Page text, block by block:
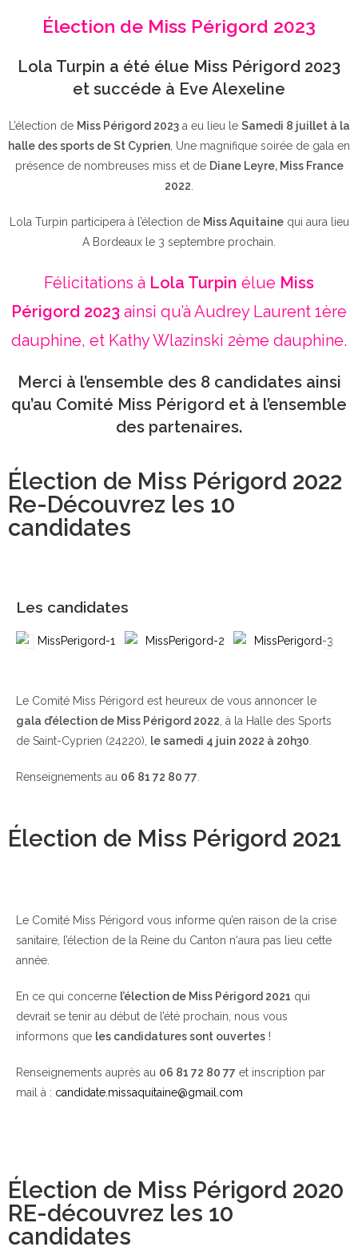
Élection de Miss Périgord 2023
Lola Turpin a été élue Miss Périgord 2023
et succéde à Eve Alexeline
L’élection de Miss Périgord 2023a eu lieu le Samedi 8 juillet à la
halle des sports de St Cyprien , Une magnifique soirée de gala en
présence de nombreuses miss et de Diane Leyre, Miss France
2022
Lola Turpin participera à l’élection de Miss Aquitainequi aura lieu
A Bordeaux le 3 septembre prochain.
Félicitations à Lola Turpin élue Miss
Périgord 2023 ainsi qu’à Audrey Laurent 1ère
dauphine, et Kathy Wlazinski 2ème dauphine.
Merci à l’ensemble des 8 candidates ainsi
qu’au Comité Miss Périgord et à l’ensemble
des partenaires.
Élection de Miss Périgord 2022
Re-Découvrez les 10
candidates
Les candidates
Le Comité Miss Périgord est heureux de vous annoncer le
gala d’élection de Miss Périgord 2022 , à la Halle des Sports
de Saint-Cyprien (24220),
le samedi 4 juin 2022 à 20h30
Renseignements au 06 81 72 80 77
Élection de Miss Périgord 2021
Le Comité Miss Périgord vous informe qu’en raison de la crise
sanitaire, l’élection de la Reine du Canton n‘aura pas lieu cette
année.
En ce qui concerne l’élection de Miss Périgord 2021 qui
devrait se tenir au début de l’été prochain, nous vous
informons que les candidatures sont ouvertes !
Renseignements auprès au 06 81 72 80 77 et inscription par
mail à : candidate.missaquitaine@gmail.com
Élection de Miss Périgord 2020
RE-découvrez les 10
candidates